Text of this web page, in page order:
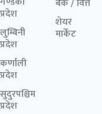
प्रदेश
लुम्बिनी
प्रदेश
कर्णाली
प्रदेश
सुदुरपश्चिम
प्रदेश
शेयर
मार्केट